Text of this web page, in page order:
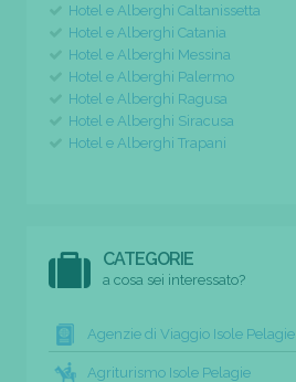
Hotel e Alberghi Caltanissetta
Hotel e Alberghi Catania
Hotel e Alberghi Messina
Hotel e Alberghi Palermo
Hotel e Alberghi Ragusa
Hotel e Alberghi Siracusa
Hotel e Alberghi Trapani
CATEGORIE
a cosa sei interessato?
Agenzie di Viaggio Isole Pelagie
Agriturismo Isole Pelagie